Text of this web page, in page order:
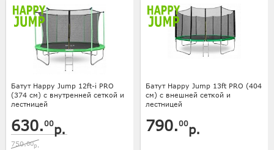
Батут Happy Jump 12ft-i PRO
(374 см) с внутренней сеткой и
лестницей
630.00р.
750.00р.
Батут Happy Jump 13ft PRO (404
см) с внешней сеткой и
лестницей
790.00р.